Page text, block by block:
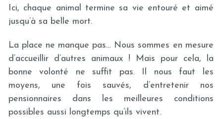
Ici, chaque animal termine sa vie entouré et aimé
jusqu’à sa belle mort.
La place ne manque pas… Nous sommes en mesure
d’accueillir d’autres animaux ! Mais pour cela, la
bonne volonté ne suffit pas. Il nous faut les
moyens, une fois sauvés, d’entretenir nos
pensionnaires dans les meilleures conditions
possibles aussi longtemps qu’ils vivent.